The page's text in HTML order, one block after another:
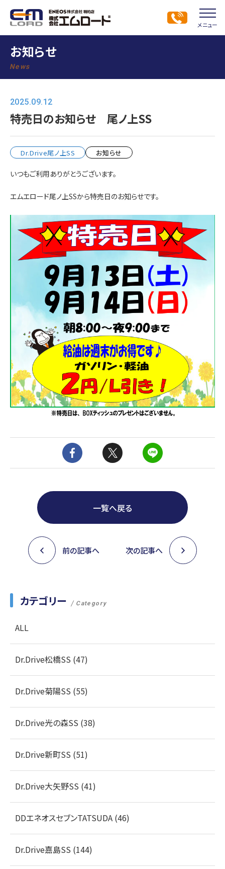
メニュー
お知らせ
News
2025.09.12
特売日のお知らせ 尾ノ上SS
Dr.Drive尾ノ上SS お知らせ
いつもご利用ありがとうございます。
エムエロード尾ノ上SSから特売日のお知らせです。
一覧へ戻る
前の記事へ 次の記事へ
カテゴリー Category
ALL
Dr.Drive松橋SS (47)
Dr.Drive菊陽SS (55)
Dr.Drive光の森SS (38)
Dr.Drive新町SS (51)
Dr.Drive大矢野SS (41)
DDエネオスセブンTATSUDA (46)
Dr.Drive嘉島SS (144)